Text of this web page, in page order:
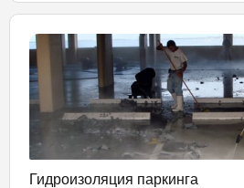
Гидроизоляция паркинга